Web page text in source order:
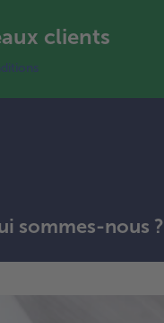
clients
sommes-nous ?